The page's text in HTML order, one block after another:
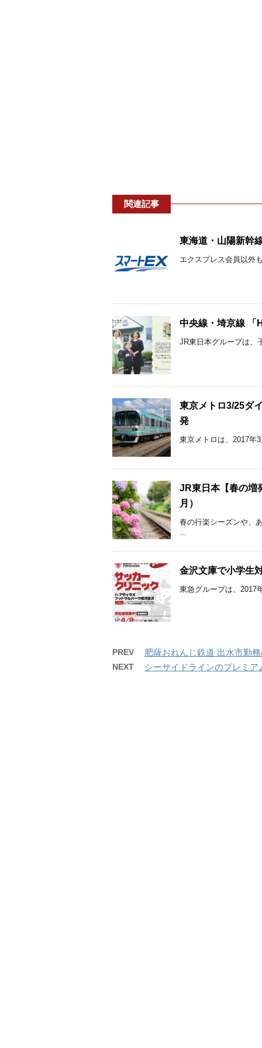
関連記事
東海道・山陽新幹
エクスプレス会員以外
中央線・埼京線 「
JR東日本グループは、
東京メトロ3/25ダ
発
東京メトロは、2017年
JR東日本【春の増
月）
春の行楽シーズンや、
...
金沢文庫で小学生
東急グループは、2017
PREV 肥薩おれんじ鉄道 出水市勤
NEXT シーサイドラインのプレミア